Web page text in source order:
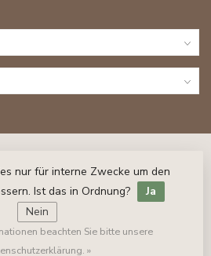
Online.de- Powered byLightspeed
byDyvelopment
nur für interne Zwecke um den
Ist das in Ordnung?
Ja
Nein
beachten Sie bitte unsere
»